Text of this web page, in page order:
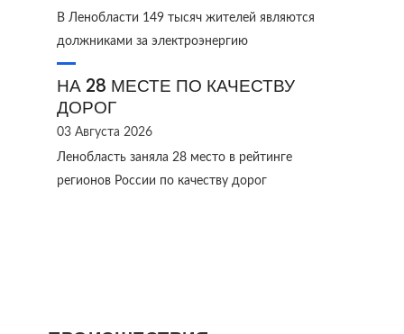
В Ленобласти 149 тысяч жителей являются
должниками за электроэнергию
НА 28 МЕСТЕ ПО КАЧЕСТВУ
ДОРОГ
03 Августа 2026
Ленобласть заняла 28 место в рейтинге
регионов России по качеству дорог